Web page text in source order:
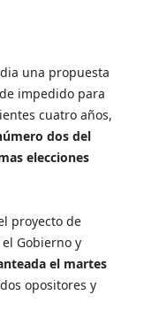
una propuesta
impedido para
cuatro años,
dos del
elecciones
proyecto de
Gobierno y
el martes
opositores y